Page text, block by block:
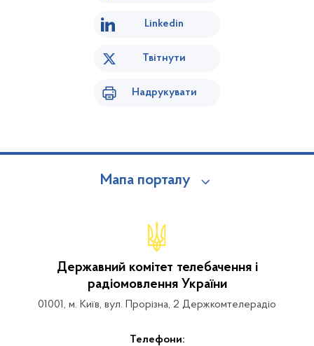
Linkedin
Твітнути
Надрукувати
Мапа порталу
Державний комітет телебачення і
радіомовлення України
01001, м. Київ, вул. Прорізна, 2 Держкомтелерадіо
Телефони: